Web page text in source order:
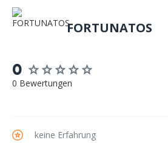
FORTUNATOS
0
0 Bewertungen
keine Erfahrung